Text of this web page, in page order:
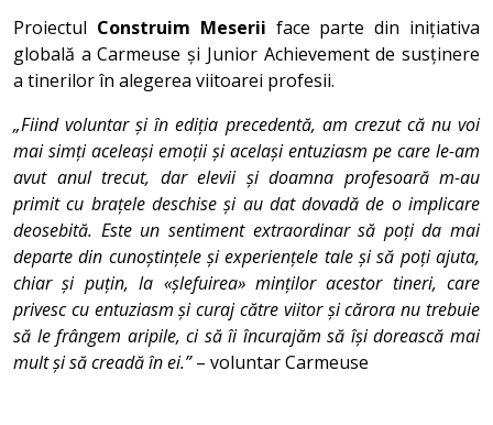
Proiectul Construim Meserii face parte din inițiativa
globală a Carmeuse și Junior Achievement de susținere
a tinerilor în alegerea viitoarei profesii.
„Fiind voluntar și în ediția precedentă, am crezut că nu voi
mai simți aceleași emoții și același entuziasm pe care le-am
avut anul trecut, dar elevii și doamna profesoară m-au
primit cu brațele deschise și au dat dovadă de o implicare
deosebită. Este un sentiment extraordinar să poți da mai
departe din cunoștințele și experiențele tale și să poți ajuta,
chiar și puțin, la «șlefuirea» minților acestor tineri, care
privesc cu entuziasm și curaj către viitor și cărora nu trebuie
să le frângem aripile, ci să îi încurajăm să își dorească mai
mult și să creadă în ei.”– voluntar Carmeuse